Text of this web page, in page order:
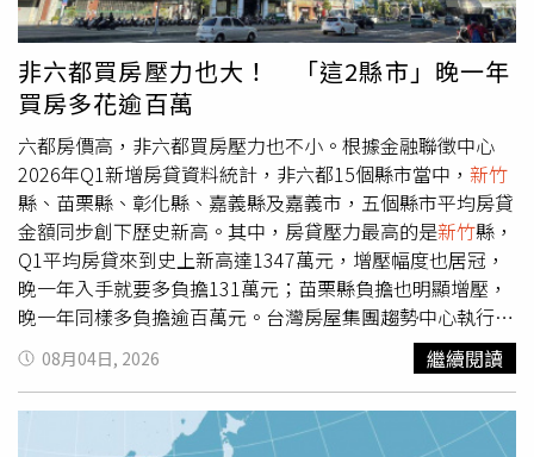
櫃及紙本方式申請。
驗的4項產品持續檢出甲醛外，其餘受驗產品均未檢出甲
醛。此外，新竹市政府指出，除要求業者全面下架回收違規
產品、停止生產及販售外，也已將案件移送檢調單位進一步
偵辦。同時，教育處已完成全市各級學校食材盤點，確認校
園未採購或使用明好企業的不合格炊粉產品，校園供餐未受
影響。市府強調，未來將持續以嚴格標準查緝違法案件，落
實食品安全管理，並同步推動產業輔導與振興措施，協助合
法業者強化食品安全管理制度，透過食品展、市集及品牌行
銷等活動，逐步恢復消費者信心，維護新竹米粉產業的品牌
形象。
非六都買房壓力也大！ 「這2縣市」晚一年
買房多花逾百萬
六都房價高，非六都買房壓力也不小。根據金融聯徵中心
2026年Q1新增房貸資料統計，非六都15個縣市當中， 新竹
縣、苗栗縣、彰化縣、嘉義縣及嘉義市，五個縣市平均房貸
金額同步創下歷史新高。其中，房貸壓力最高的是新竹縣，
Q1平均房貸來到史上新高達1347萬元，增壓幅度也居冠，
晚一年入手就要多負擔131萬元；苗栗縣負擔也明顯增壓，
晚一年同樣多負擔逾百萬元。台灣房屋集團趨勢中心執行長
張旭嵐表示，近年都會區房價漲勢顯著，房市買氣也逐漸向
周邊縣市外溢，尤其部分縣市因具備產業投資、人口移入及
就業支撐紅利，更成為房市焦點。其中，新竹縣市受惠於新
科學園區帶動大量科技人才就業與移居，竹北更發展成科
08月04日, 2026 繼續閱讀